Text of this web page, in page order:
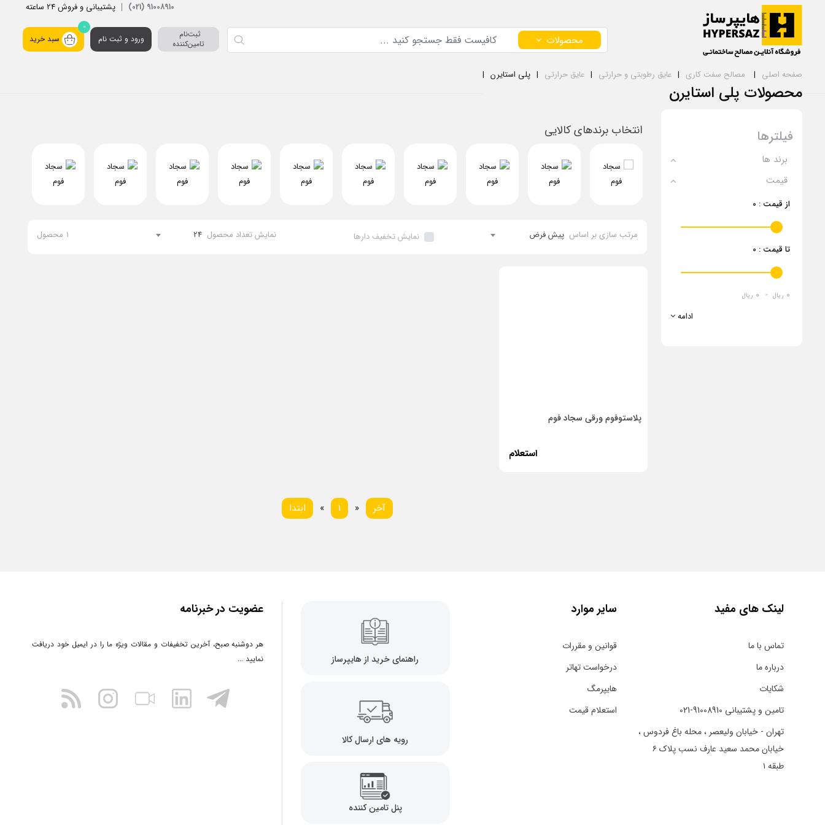
91008910 (021) پشتیبانی و فروش 24 ساعته
محصولات
تامین‌کننده
ورود و ثبت نام
0
سبد خرید
صفحه اصلی مصالح سفت کاری عایق رطوبتی و حرارتی عایق حرارتی پلی استایرن
محصولات پلی استایرن
فیلترها
برند ها
قیمت
از قیمت : 0
تا قیمت : 0
0 ریال -
0 ریال
ادامه
انتخاب برندهای کالایی
مرتب سازی بر اساس پیش فرض نمایش تخفیف دارها نمایش تعداد محصول 24
1 محصول
پلاستوفوم ورقی سجاد فوم
استعلام
ابتدا «قبلی1 »بعدیآخر
لینک های مفید
تماس با ما
درباره ما
شکایات
تامین و پشتیبانی 91008910-021
تهران - خیابان ولیعصر ، محله باغ فردوس ،
خیابان محمد سعید عارف نسب پلاک ۶
طبقه ۱
سایر موارد
قوانین و مقررات
درخواست تهاتر
هایپرمگ
استعلام قیمت
راهنمای خرید از هایپرساز
رویه های ارسال کالا
پنل تامین کننده
عضویت در خبرنامه
هر دوشنبه صبح، آخرین تخفیفات و مقالات ویژه ما را در ایمیل خود دریافت
نمایید ...